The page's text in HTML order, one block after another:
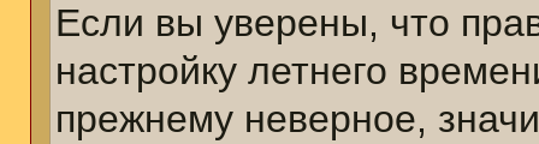
Если вы уверены, что
настройку летнего
прежнему неверное,